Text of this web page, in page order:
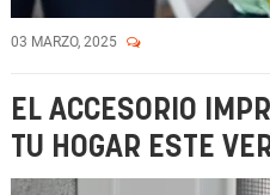
03 MARZO, 2025
EL ACCESORIO
TU HOGAR ESTE